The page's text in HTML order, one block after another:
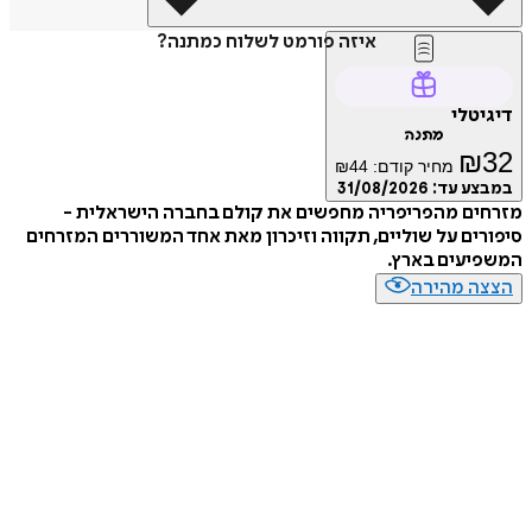
איזה פורמט לשלוח כמתנה?
דיגיטלי
מתנה
₪32 מחיר קודם: ₪44
במבצע עד: 31/08/2026
מזרחים מהפריפריה מחפשים את קולם בחברה הישראלית -
סיפורים על שוליים, תקווה וזיכרון מאת אחד המשוררים המזרחים
המשפיעים בארץ.
הצצה מהירה